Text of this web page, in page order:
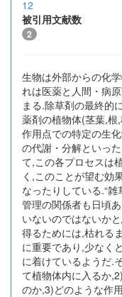
12
被引用文献数
2
生物は外部からの化
れは医薬と人間・病
まる.除草剤の最終的
薬剤の植物体(茎葉,根
作用点での特定の生
の代謝・分解といっ
て,この各プロセスは
く,このことが望む効
なったりしている.“
管理の関係者も日頃
いないのではないか
得るためには,枯れる
に重要であり,少なく
に着けているようだ.
て植物体内に入るか
のか,3)どのような作